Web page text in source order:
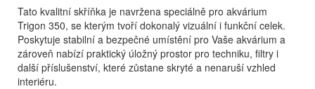
Tato kvalitní skříňka je navržena speciálně pro akvárium
Trigon 350, se kterým tvoří dokonalý vizuální i funkční celek.
Poskytuje stabilní a bezpečné umístění pro Vaše akvárium a
zároveň nabízí praktický úložný prostor pro techniku, filtry i
další příslušenství, které zůstane skryté a nenaruší vzhled
interiéru.